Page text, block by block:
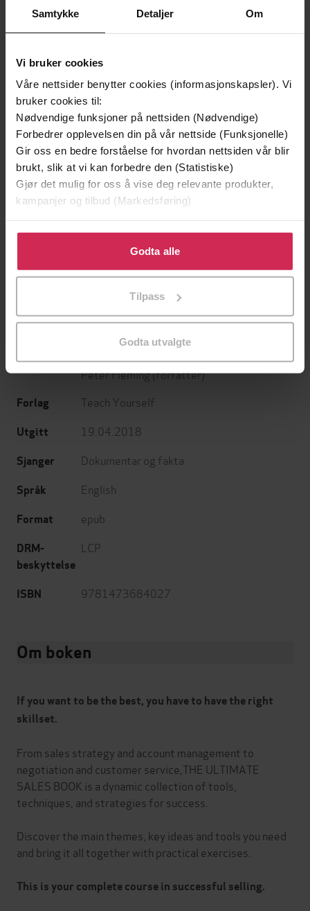
Samtykke Detaljer Om
Vi bruker cookies
Våre nettsider benytter cookies (informasjonskapsler). Vi
bruker cookies til:
Nødvendige funksjoner på nettsiden (Nødvendige)
Forbedrer opplevelsen din på vår nettside (Funksjonelle)
Gir oss en bedre forståelse for hvordan nettsiden vår blir
brukt, slik at vi kan forbedre den (Statistiske)
Gjør det mulig for oss å vise deg relevante produkter,
kampanjer og tilbud (Markedsføring)
Klikk på «Godta alle» for å gi oss ditt samtykke til å
bruke cookies for alle disse formålene. Du kan også
tilpasse ditt samtykke til spesifikke formål ved å klikke
Godta alle
Tilpass
Godta utvalgte
199,-
Minnesota
Jo Nesbø
Utskudd
Master Account Management, Perfect
Negotiation, Create Happy Customers
Christine Harvey(forfatter),
(forfatter),Di McLanachan(forfatter),
Peter Fleming(forfatter)
Forlag Teach Yourself
Utgitt 19.04.2018
Sjanger Dokumentar og fakta
Språk English
Format epub
DRM-
beskyttelse
LCP
ISBN 9781473684027
Om boken
If you want to be the best, you have to have the right
skillset.
From sales strategy and account management to
negotiation and customer service,THE ULTIMATE
SALES BOOK is a dynamic collection of tools,
techniques, and strategies for success.
Discover the main themes, key ideas and tools you need
and bring it all together with practical exercises.
This is your complete course in successful selling.